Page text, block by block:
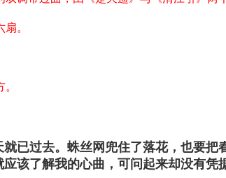
。
已过去。蛛丝网兜住了落花，也要
该了解我的心曲，可问起来却没有